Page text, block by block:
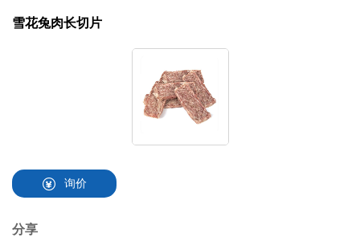
雪花兔肉长切片
询价
分享